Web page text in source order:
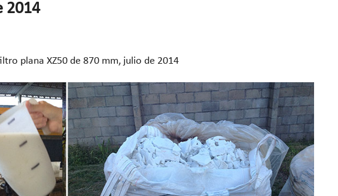
2014
plana XZ50 de 870 mm, julio de 2014